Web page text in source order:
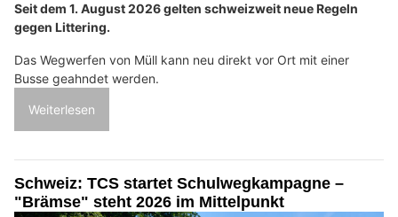
Seit dem 1. August 2026 gelten schweizweit neue Regeln
gegen Littering.
Das Wegwerfen von Müll kann neu direkt vor Ort mit einer
Busse geahndet werden.
Weiterlesen
Schweiz: TCS startet Schulwegkampagne –
"Brämse" steht 2026 im Mittelpunkt